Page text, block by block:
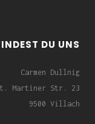
DU UNS
Carmen Dullnig
Martiner Str. 23
9500 Villach